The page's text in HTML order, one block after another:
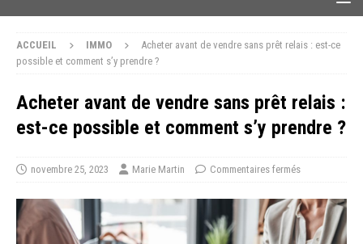
ACCUEIL IMMO
Acheter avant de vendre sans prêt relais : est-ce
possible et comment s’y prendre ?
Acheter avant de vendre sans prêt relais :
est-ce possible et comment s’y prendre ?
novembre 25, 2023 Marie Martin Commentaires fermés